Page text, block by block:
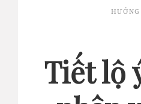
Tiết lộ